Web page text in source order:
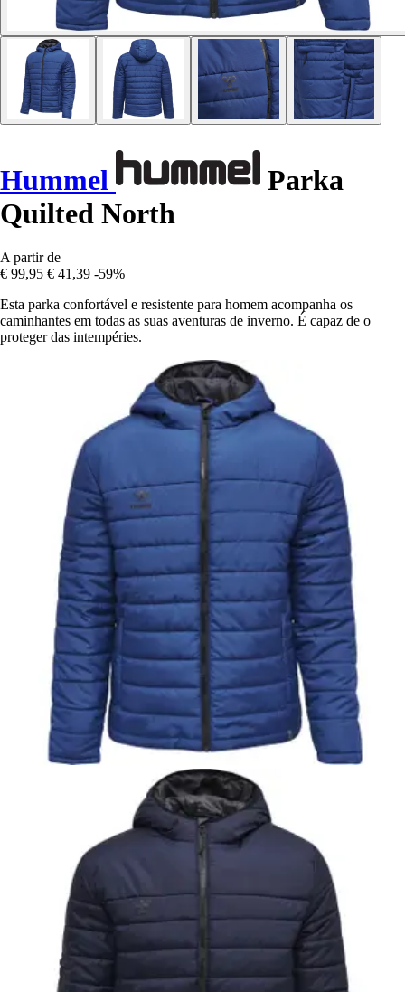
Hummel
Parka
Quilted North
A partir de
€ 99,95 € 41,39 -59%
Esta parka confortável e resistente para homem acompanha os
caminhantes em todas as suas aventuras de inverno. É capaz de o
proteger das intempéries.